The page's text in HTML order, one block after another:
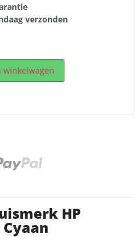
verzonden
winkelwagen
HP
Cyaan